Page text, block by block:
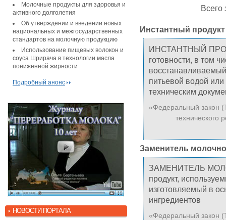
Молочные продукты для здоровья и
активного долголетия
Об утверждении и введении новых
национальных и межгосударственных
стандартов на молочную продукцию
Использование пищевых волокон и
соуса Шрирача в технологии масла
пониженной жирности
Подробный анонс
НОВОСТИ ПОРТАЛА
Всего
Инстантный продукт
ИНСТАНТНЫЙ
готовности, в том
питьевой водой
техническим
«Федеральный закон
технического
Заменитель
ЗАМЕНИТЕЛЬ
продукт,
изготовляемый в
ингредиентов
«Федеральный закон